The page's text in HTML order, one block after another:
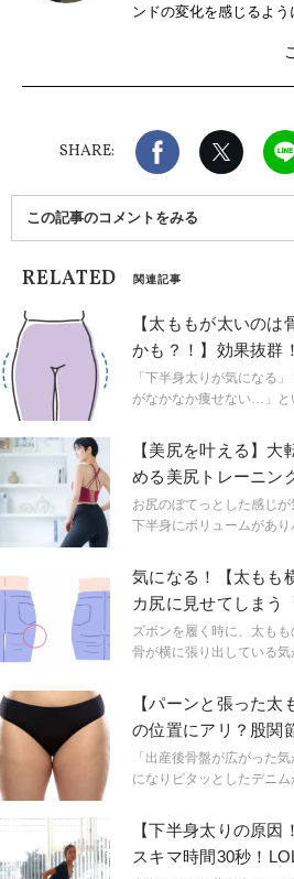
ンドの変化を感じるよ
ヨガを実践し、日々探
SHARE:
Facebook X（
この記事のコメントをみる
RELATED 関連記事
【太ももが太いの
かも？！】効果抜群
子消滅エクサ」
「下半身太りが気になる
がなかなか痩せない…」と
しれません。今回は大転
方法をご紹介します。
【美尻を叶える】
める美尻トレーニン
お尻のぼてっとした感じ
下半身にボリュームがあ
ょうか。今回はぼてっとし
それを解消するトレーニ
気になる！【太もも
カ尻に見せてしまう
る寝たままエクサ
ズボンを履く時に、太もも
骨が横に張り出している
の位置が乱れていること
【パーンと張った
の位置にアリ？股関
ンを作るエクサ
「出産後骨盤が広がった
になりピタッとしたデニ
転子の出っ張り改善のた
す。スッキリとした脚の
定にも繋がっていきますよ
【下半身太りの原因
スキマ時間30秒！